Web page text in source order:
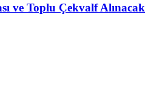
ve Toplu Çekvalf Alınacak